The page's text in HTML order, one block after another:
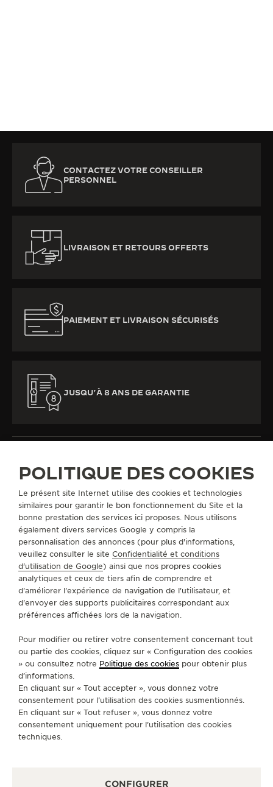
CONTACTEZ VOTRE CONSEILLER
PERSONNEL
LIVRAISON ET RETOURS OFFERTS
PAIEMENT ET LIVRAISON SÉCURISÉS
JUSQU’À 8 ANS DE GARANTIE
TOUTES LES COLLECTIONSRENDEZ-VOUS
RENDEZ-VOUS DAZZLINGREF. Q3523570
SUIVEZ-NOUS
S'INSCRIRE À LA NEWSLETTER
A PROPOS DE NOUS
SERVICES
CONTACT
POLITIQUE DES COOKIES
Le présent site Internet utilise des cookies et technologies
similaires pour garantir le bon fonctionnement du Site et la
bonne prestation des services ici proposes. Nous utilisons
également divers services Google y compris la
personnalisation des annonces (pour plus d'informations,
veuillez consulter le site Confidentialité et conditions
d'utilisation de Google) ainsi que nos propres cookies
analytiques et ceux de tiers afin de comprendre et
d'améliorer l'expérience de navigation de l'utilisateur, et
d'envoyer des supports publicitaires correspondant aux
préférences affichées lors de la navigation.
Pour modifier ou retirer votre consentement concernant tout
ou partie des cookies, cliquez sur « Configuration des cookies
» ou consultez notre Politique des cookies pour obtenir plus
d’informations.
En cliquant sur « Tout accepter », vous donnez votre
consentement pour l’utilisation des cookies susmentionnés.
En cliquant sur « Tout refuser », vous donnez votre
consentement uniquement pour l’utilisation des cookies
techniques.
CONFIGURER